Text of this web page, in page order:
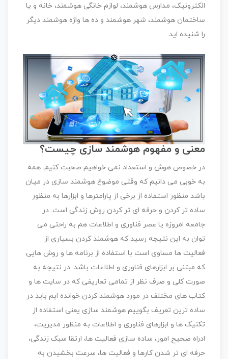
الکترونیک، مدارس هوشمند، لوازم خانگی هوشمند، خانه و یا
ساختمان هوشمند، شهر هوشمند و ده ها واژه هوشمند دیگر
را شنیده اید.
معنی و مفهوم هوشمند سازی چیست؟
در خصوص هوش و استعداد نمی خواهیم صحبت کنیم. همه
به خوبی می دانیم که وقتی موضوع هوشمند سازی در میان
باشد منظور استفاده از برخی از پارامترها و ابزارها به منظور
ساده تر کردن و حرفه ای تر کردن روش زندگی است. در
جامعه امروزه یا عصر فناوری و اطلاعات هم به راحتی می
توان به این نتیجه رسید که هوشمند کردن بسیاری از
فعالیت ها مساوی است با استفاده از برنامه ها و روش هایی
که مبتنی بر ابزارهای فناوری و اطلاعات باشد. در نتیجه به
صورت کلی و صرف نظر از تمامی تعاریفی که در سایت ها و
کتاب های مختلف در مورد هوشمند کردن خوانده ایم باید در
ساده ترین تعریف بگوییم هوشمند سازی یعنی استفاده از
تکنیک ها و ابزارهای فناوری و اطلاعات به منظور مدیریت،
ادراه صحیح امور، ساده سازی فعالیت ها، ارتقا سبک زندگی،
حرفه ای تر شدن کارها و فعالیت ها، سرعت بخشیدن به